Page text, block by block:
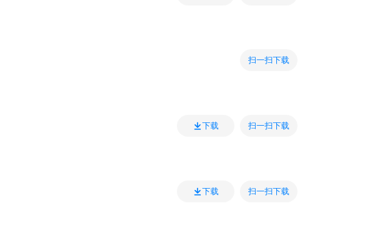
扫一扫下载
下载 扫一扫下载
下载 扫一扫下载